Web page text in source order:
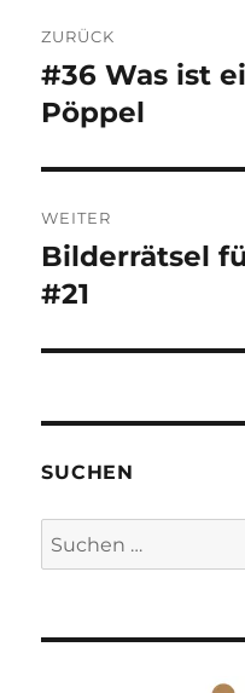
ZURÜCK
Vorheriger
Beitrag:
#36 Was ist
Pöppel
WEITER
Nächster
Beitrag:
Bilderrätsel
#21
SUCHEN
Suchen
nach: